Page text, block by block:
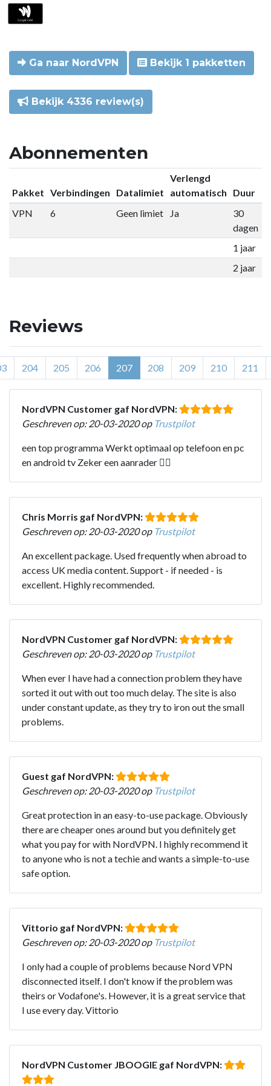
Ga naar NordVPN Bekijk 1 pakketten
Bekijk 4336 review(s)
Abonnementen
Pakket Verbindingen Datalimiet
Verlengd
automatisch
Duur
VPN
6 Geen limiet Ja
30
dagen
1 jaar
2 jaar
Reviews
204 205 206 207 208 209 210 211
NordVPN Customer gaf NordVPN:
Geschreven op: 20-03-2020 op Trustpilot
een top programma Werkt optimaal op telefoon en pc
en android tv Zeker een aanrader 👍🏼
Chris Morris gaf NordVPN:
Geschreven op: 20-03-2020 op Trustpilot
An excellent package. Used frequently when abroad to
access UK media content. Support - if needed - is
excellent. Highly recommended.
NordVPN Customer gaf NordVPN:
Geschreven op: 20-03-2020 op Trustpilot
When ever I have had a connection problem they have
sorted it out with out too much delay. The site is also
under constant update, as they try to iron out the small
problems.
Guest gaf NordVPN:
Geschreven op: 20-03-2020 op Trustpilot
Great protection in an easy-to-use package. Obviously
there are cheaper ones around but you definitely get
what you pay for with NordVPN. I highly recommend it
to anyone who is not a techie and wants a simple-to-use
safe option.
Vittorio gaf NordVPN:
Geschreven op: 20-03-2020 op Trustpilot
I only had a couple of problems because Nord VPN
disconnected itself. I don't know if the problem was
theirs or Vodafone's. However, it is a great service that
I use every day. Vittorio
NordVPN Customer JBOOGIE gaf NordVPN: